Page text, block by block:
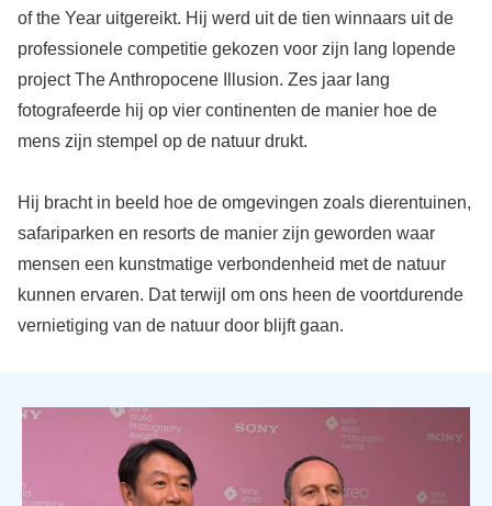
of the Year uitgereikt. Hij werd uit de tien winnaars uit de
professionele competitie gekozen voor zijn lang lopende
project The Anthropocene Illusion. Zes jaar lang
fotografeerde hij op vier continenten de manier hoe de
mens zijn stempel op de natuur drukt.
Hij bracht in beeld hoe de omgevingen zoals dierentuinen,
safariparken en resorts de manier zijn geworden waar
mensen een kunstmatige verbondenheid met de natuur
kunnen ervaren. Dat terwijl om ons heen de voortdurende
vernietiging van de natuur door blijft gaan.